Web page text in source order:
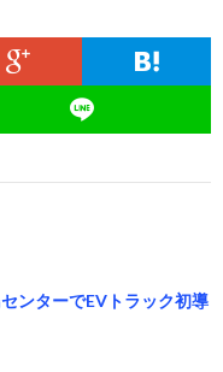
ンターでEVトラック初導